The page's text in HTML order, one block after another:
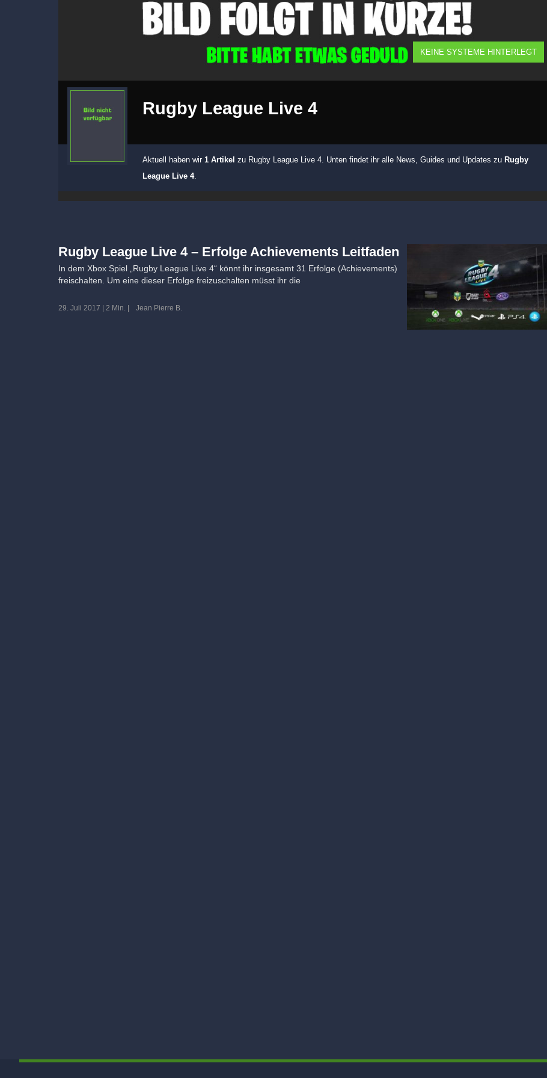
KEINE SYSTEME HINTERLEGT
Rugby League Live 4
Aktuell haben wir 1 Artikel zu Rugby League Live 4. Unten findet ihr alle News, Guides und Updates zu Rugby
League Live 4.
Rugby League Live 4 – Erfolge Achievements Leitfaden
In dem Xbox Spiel „Rugby League Live 4“ könnt ihr insgesamt 31 Erfolge (Achievements)
freischalten. Um eine dieser Erfolge freizuschalten müsst ihr die
29. Juli 2017 2 Min. Jean Pierre B.